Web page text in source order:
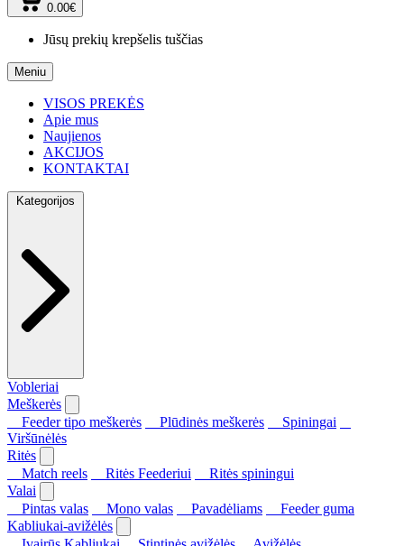
0.00€
Jūsų prekių krepšelis tuščias
Meniu
VISOS PREKĖS
Apie mus
Naujienos
AKCIJOS
KONTAKTAI
Kategorijos
Vobleriai
Meškerės
Feeder tipo meškerės
Plūdinės meškerės
Spiningai
Viršūnėlės
Ritės
Match reels
Ritės Feederiui
Ritės spiningui
Valai
Pintas valas
Mono valas Pavadėliams
Feeder guma
Kabliukai-avižėlės